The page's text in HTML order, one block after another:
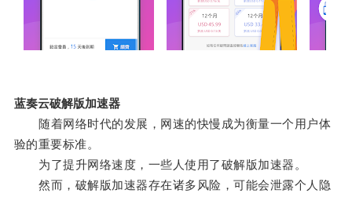
蓝奏云破解版加速器
随着网络时代的发展，网速的快慢成为衡量一个用户体
验的重要标准。
为了提升网络速度，一些人使用了破解版加速器。
然而，破解版加速器存在诸多风险，可能会泄露个人隐